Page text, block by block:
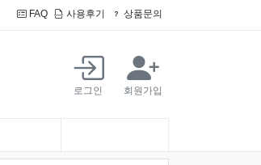
FAQ 사용후기 상품문의
로그인 회원가입